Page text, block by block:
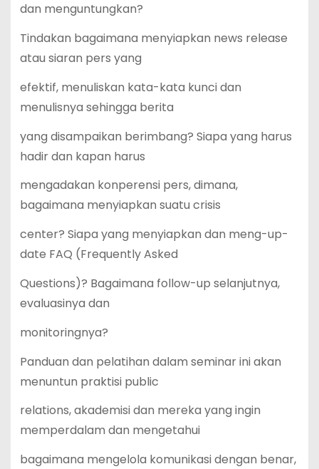
dan menguntungkan?
Tindakan bagaimana menyiapkan news release
atau siaran pers yang
efektif, menuliskan kata-kata kunci dan
menulisnya sehingga berita
yang disampaikan berimbang? Siapa yang harus
hadir dan kapan harus
mengadakan konperensi pers, dimana,
bagaimana menyiapkan suatu crisis
center? Siapa yang menyiapkan dan meng-up-
date FAQ (Frequently Asked
Questions)? Bagaimana follow-up selanjutnya,
evaluasinya dan
monitoringnya?
Panduan dan pelatihan dalam seminar ini akan
menuntun praktisi public
relations, akademisi dan mereka yang ingin
memperdalam dan mengetahui
bagaimana mengelola komunikasi dengan benar,